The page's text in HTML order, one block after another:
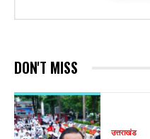
DON'T MISS
उत्तराखंड